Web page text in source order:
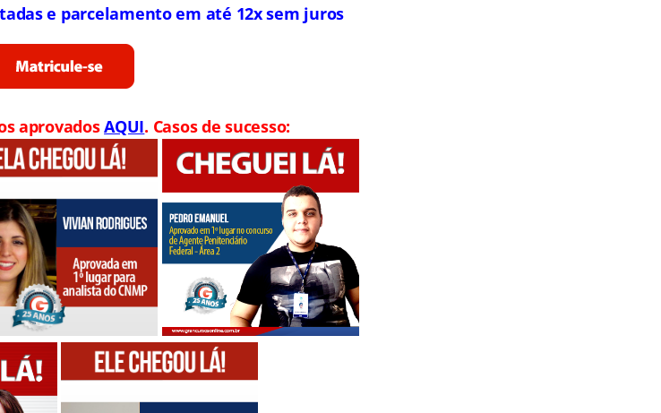
e parcelamento em até 12x sem juros
aprovadosAQUI. Casos de sucesso: